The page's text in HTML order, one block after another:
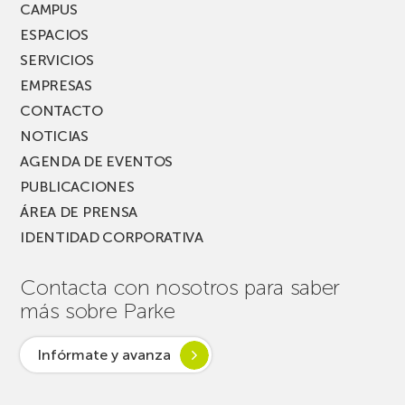
CAMPUS
ESPACIOS
SERVICIOS
EMPRESAS
CONTACTO
NOTICIAS
AGENDA DE EVENTOS
PUBLICACIONES
ÁREA DE PRENSA
IDENTIDAD CORPORATIVA
Contacta con nosotros para saber
más sobre Parke
Infórmate y avanza